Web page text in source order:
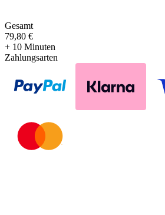
Gesamt
79,80 €
+ 10 Minuten
Zahlungsarten